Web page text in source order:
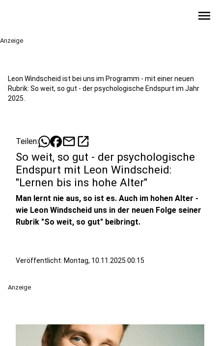
menu
Anzeige
Leon Windscheid ist bei uns im Programm - mit einer neuen
Rubrik: So weit, so gut - der psychologische Endspurt im Jahr
2025.
Teilen: mailopen_in_new
So weit, so gut - der psychologische
Endspurt mit Leon Windscheid:
"Lernen bis ins hohe Alter"
Man lernt nie aus, so ist es. Auch im hohen Alter -
wie Leon Windscheid uns in der neuen Folge seiner
Rubrik "So weit, so gut" beibringt.
Veröffentlicht: Montag, 10.11.2025 00:15
Anzeige